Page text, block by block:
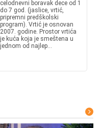
celodnevni boravak dece od 1
do 7 god. (jaslice, vrtić,
pripremni predškolski
program). Vrtić je osnovan
2007. godine. Prostor vrtića
je kuća koja je smeštena u
jednom od najlep...